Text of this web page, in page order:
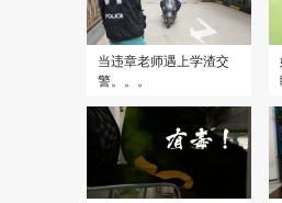
当违章老师遇上学渣交
警。。。